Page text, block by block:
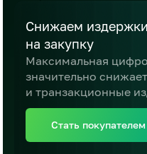
Снижаем издержки
на закупку
Максимальная
значительно
и транзакционные
Стать покупателем